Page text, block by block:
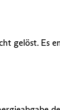
gelöst. Es